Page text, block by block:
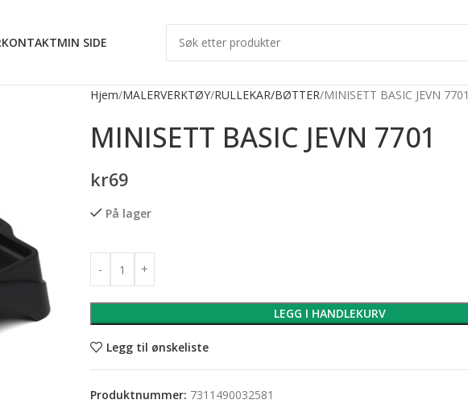
KONTAKTMIN SIDE
Hjem MALERVERKTØY RULLEKAR/BØTTER MINISETT BASIC JEVN 7701
MINISETT BASIC JEVN 7701
kr69
På lager
LEGG I HANDLEKURV
Legg til ønskeliste
Produktnummer: 7311490032581